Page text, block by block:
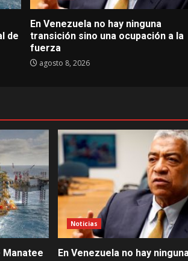
de
En Venezuela no hay ninguna
transición sino una ocupación a la
fuerza
agosto 8, 2026
Manatee
Noticias
En Venezuela no hay